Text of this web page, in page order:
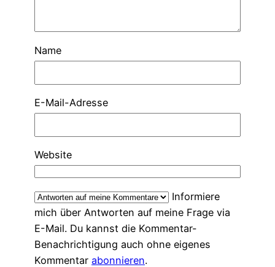
Name
E-Mail-Adresse
Website
Informiere
mich über Antworten auf meine Frage via
E-Mail. Du kannst die Kommentar-
Benachrichtigung auch ohne eigenes
Kommentar abonnieren.